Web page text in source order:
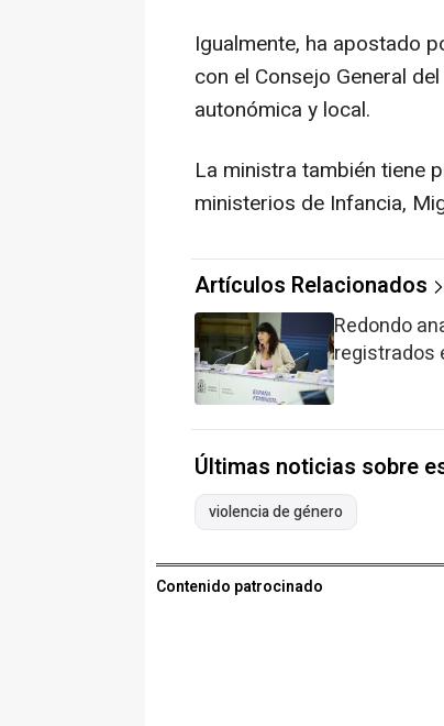
Igualmente, ha apostado
con el Consejo General
autonómica y local.
La ministra también tiene
ministerios de Infancia,
Artículos Relacionados
Redondo
registrados
Últimas noticias sobre
violencia de género
Contenido patrocinado